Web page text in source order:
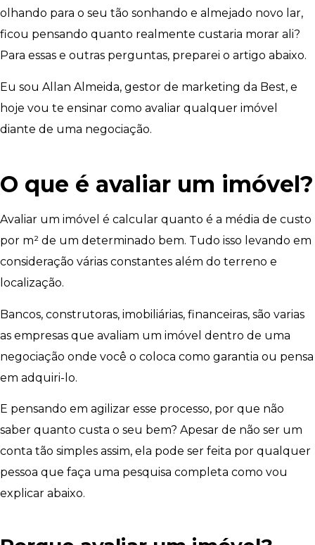
olhando para o seu tão sonhando e almejado novo lar,
ficou pensando quanto realmente custaria morar ali?
Para essas e outras perguntas, preparei o artigo abaixo.
Eu sou Allan Almeida, gestor de marketing da Best, e
hoje vou te ensinar como avaliar qualquer imóvel
diante de uma negociação.
O que é avaliar um imóvel?
Avaliar um imóvel é calcular quanto é a média de custo
por m² de um determinado bem. Tudo isso levando em
consideração várias constantes além do terreno e
localização.
Bancos, construtoras, imobiliárias, financeiras, são varias
as empresas que avaliam um imóvel dentro de uma
negociação onde você o coloca como garantia ou pensa
em adquiri-lo.
E pensando em agilizar esse processo, por que não
saber quanto custa o seu bem? Apesar de não ser um
conta tão simples assim, ela pode ser feita por qualquer
pessoa que faça uma pesquisa completa como vou
explicar abaixo.